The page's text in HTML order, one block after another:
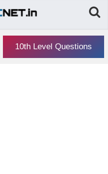
10th Level Questions